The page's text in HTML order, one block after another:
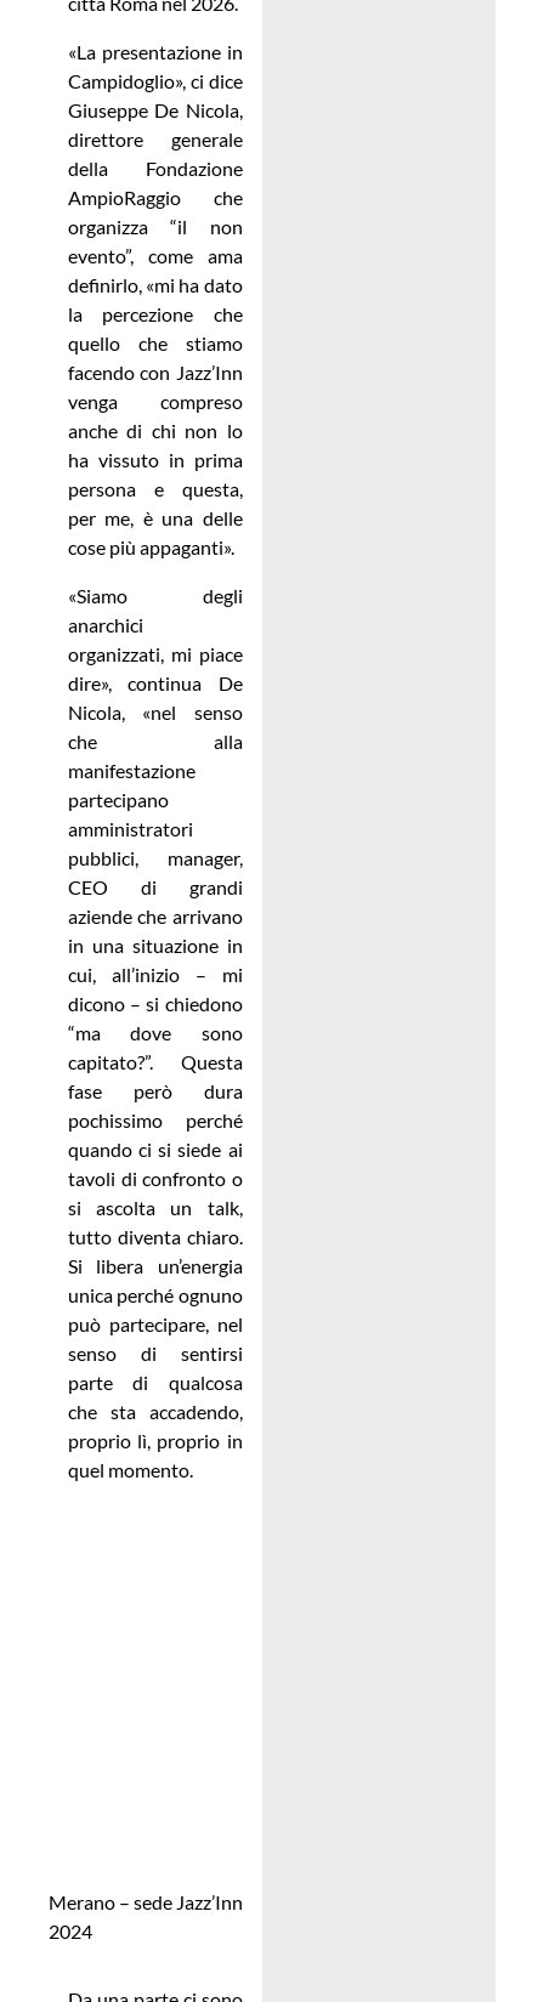
«La presentazione in
Campidoglio», ci dice
Giuseppe De Nicola,
direttore generale
della Fondazione
AmpioRaggio che
organizza “il non
evento”, come ama
definirlo, «mi ha dato
la percezione che
quello che stiamo
facendo con Jazz’Inn
venga compreso
anche di chi non lo
ha vissuto in prima
persona e questa,
per me, è una delle
cose più appaganti».
«Siamo degli
anarchici
organizzati, mi piace
dire», continua De
Nicola, «nel senso
che alla
manifestazione
partecipano
amministratori
pubblici, manager,
CEO di grandi
aziende che arrivano
in una situazione in
cui, all’inizio – mi
dicono – si chiedono
“ma dove sono
capitato?”. Questa
fase però dura
pochissimo perché
quando ci si siede ai
tavoli di confronto o
si ascolta un talk,
tutto diventa chiaro.
Si libera un’energia
unica perché ognuno
può partecipare, nel
senso di sentirsi
parte di qualcosa
che sta accadendo,
proprio lì, proprio in
quel momento.
Merano – sede Jazz’Inn
2024